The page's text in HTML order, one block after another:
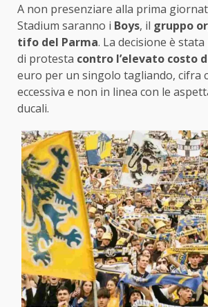
A non presenziare alla prima
Stadium saranno i Boys, il gruppo
tifo del Parma. La decisione è
di protesta contro l’elevato costo
euro per un singolo tagliando, cifra
eccessiva e non in linea con le
ducali.